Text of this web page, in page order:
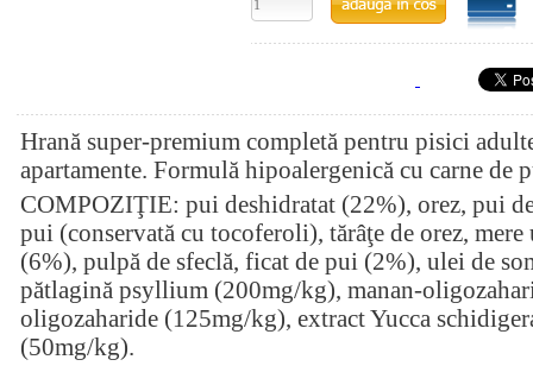
Hrană super-premium completă pentru pisici
apartamente. Formulă hipoalergenică cu carne de
COMPOZIŢIE: pui deshidratat (22%), orez, pui
pui (conservată cu tocoferoli), tărâţe de orez, mere
(6%), pulpă de sfeclă, ficat de pui (2%), ulei de
pătlagină psyllium (200mg/kg), manan-
oligozaharide (125mg/kg), extract Yucca
(50mg/kg).